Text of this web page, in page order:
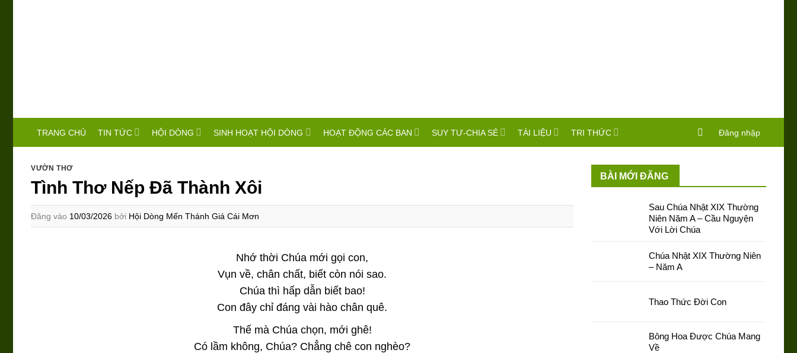
TRANG CHỦ TIN TỨC HỘI DÒNG SINH HOẠT HỘI DÒNG HOẠT ĐỘNG CÁC BAN SUY TƯ-CHIA SẺ TÀI LIỆU TRI THỨC Đăng nhập
VƯỜN THƠ
Tình Thơ Nếp Đã Thành Xôi
Đăng vào 10/03/2026 bởi Hội Dòng Mến Thánh Giá Cái Mơn
Nhớ thời Chúa mới gọi con,
Vụn về, chân chất, biết còn nói sao.
Chúa thì hấp dẫn biết bao!
Con đây chỉ đáng vài hào chân quê.
Thế mà Chúa chọn, mới ghê!
Có lầm không, Chúa? Chẳng chê con nghèo?
BÀI MỚI ĐĂNG
Sau Chúa Nhật XIX Thường
Niên Năm A – Cầu Nguyện
Với Lời Chúa
Chúa Nhật XIX Thường Niên
– Năm A
Thao Thức Đời Con
Bông Hoa Được Chúa Mang
Về